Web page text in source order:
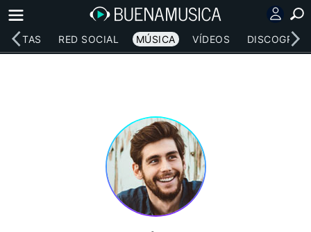
RED SOCIAL MÚSICA VÍDEOS